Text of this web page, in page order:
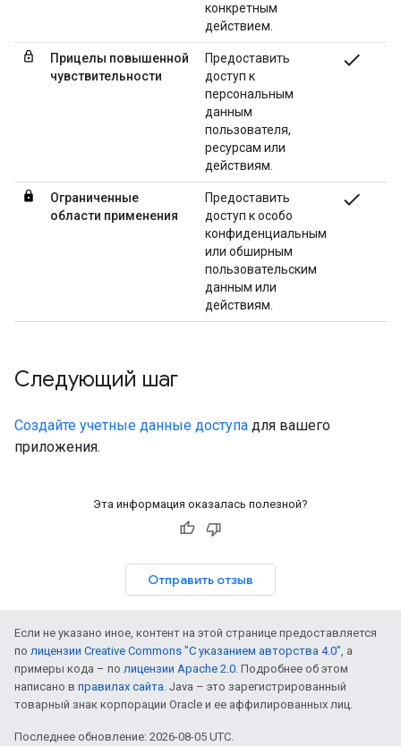
конкретным
действием.
Прицелы повышенной
чувствительности
Предоставить
доступ к
персональным
данным
пользователя,
ресурсам или
действиям.
check
Ограниченные
области применения
Предоставить
доступ к особо
конфиденциальным
или обширным
пользовательским
данным или
действиям.
check
Следующий шаг
Создайте учетные данные доступа для вашего
приложения.
Эта информация оказалась полезной?
Отправить отзыв
Если не указано иное, контент на этой странице предоставляется
по лицензии Creative Commons "С указанием авторства 4.0", а
примеры кода – по лицензии Apache 2.0. Подробнее об этом
написано в правилах сайта. Java – это зарегистрированный
товарный знак корпорации Oracle и ее аффилированных лиц.
Последнее обновление: 2026-08-05 UTC.